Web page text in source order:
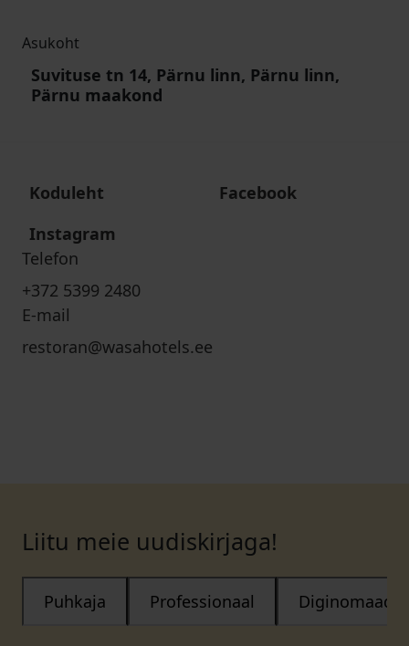
Asukoht
Suvituse tn 14, Pärnu linn, Pärnu linn,
Pärnu maakond
Koduleht
Facebook
Instagram
Telefon
+372 5399 2480
E-mail
restoran@wasahotels.ee
Liitu meie uudiskirjaga!
Puhkaja Professionaal Diginomaad